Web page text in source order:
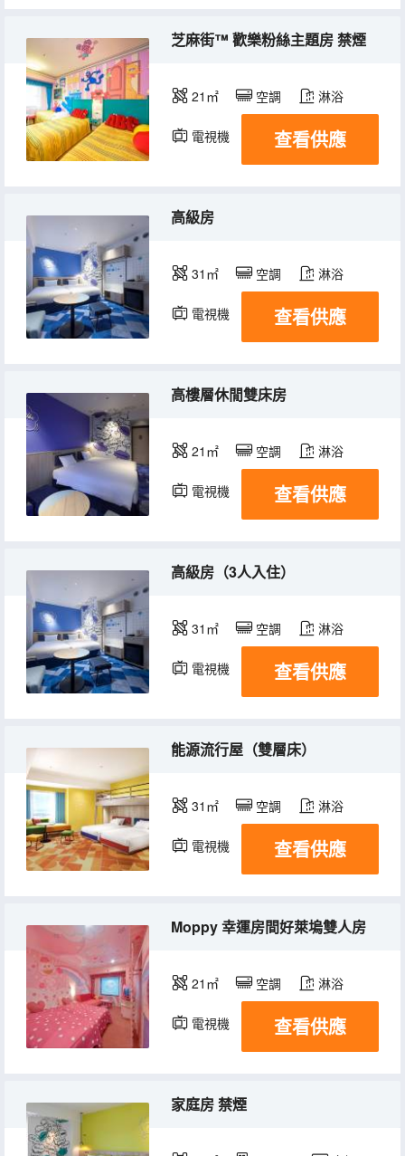
芝麻街™ 歡樂粉絲主題房 禁煙
21㎡ 空調 淋浴
電視機 冰箱
查看供應
高級房
31㎡ 空調 淋浴
電視機 冰箱
查看供應
高樓層休閒雙床房
21㎡ 空調 淋浴
電視機 冰箱
查看供應
高級房（3人入住）
31㎡ 空調 淋浴
電視機 冰箱
查看供應
能源流行屋（雙層床）
31㎡ 空調 淋浴
電視機 冰箱
查看供應
Moppy 幸運房間好萊塢雙人房
21㎡ 空調 淋浴
電視機 冰箱
查看供應
家庭房 禁煙